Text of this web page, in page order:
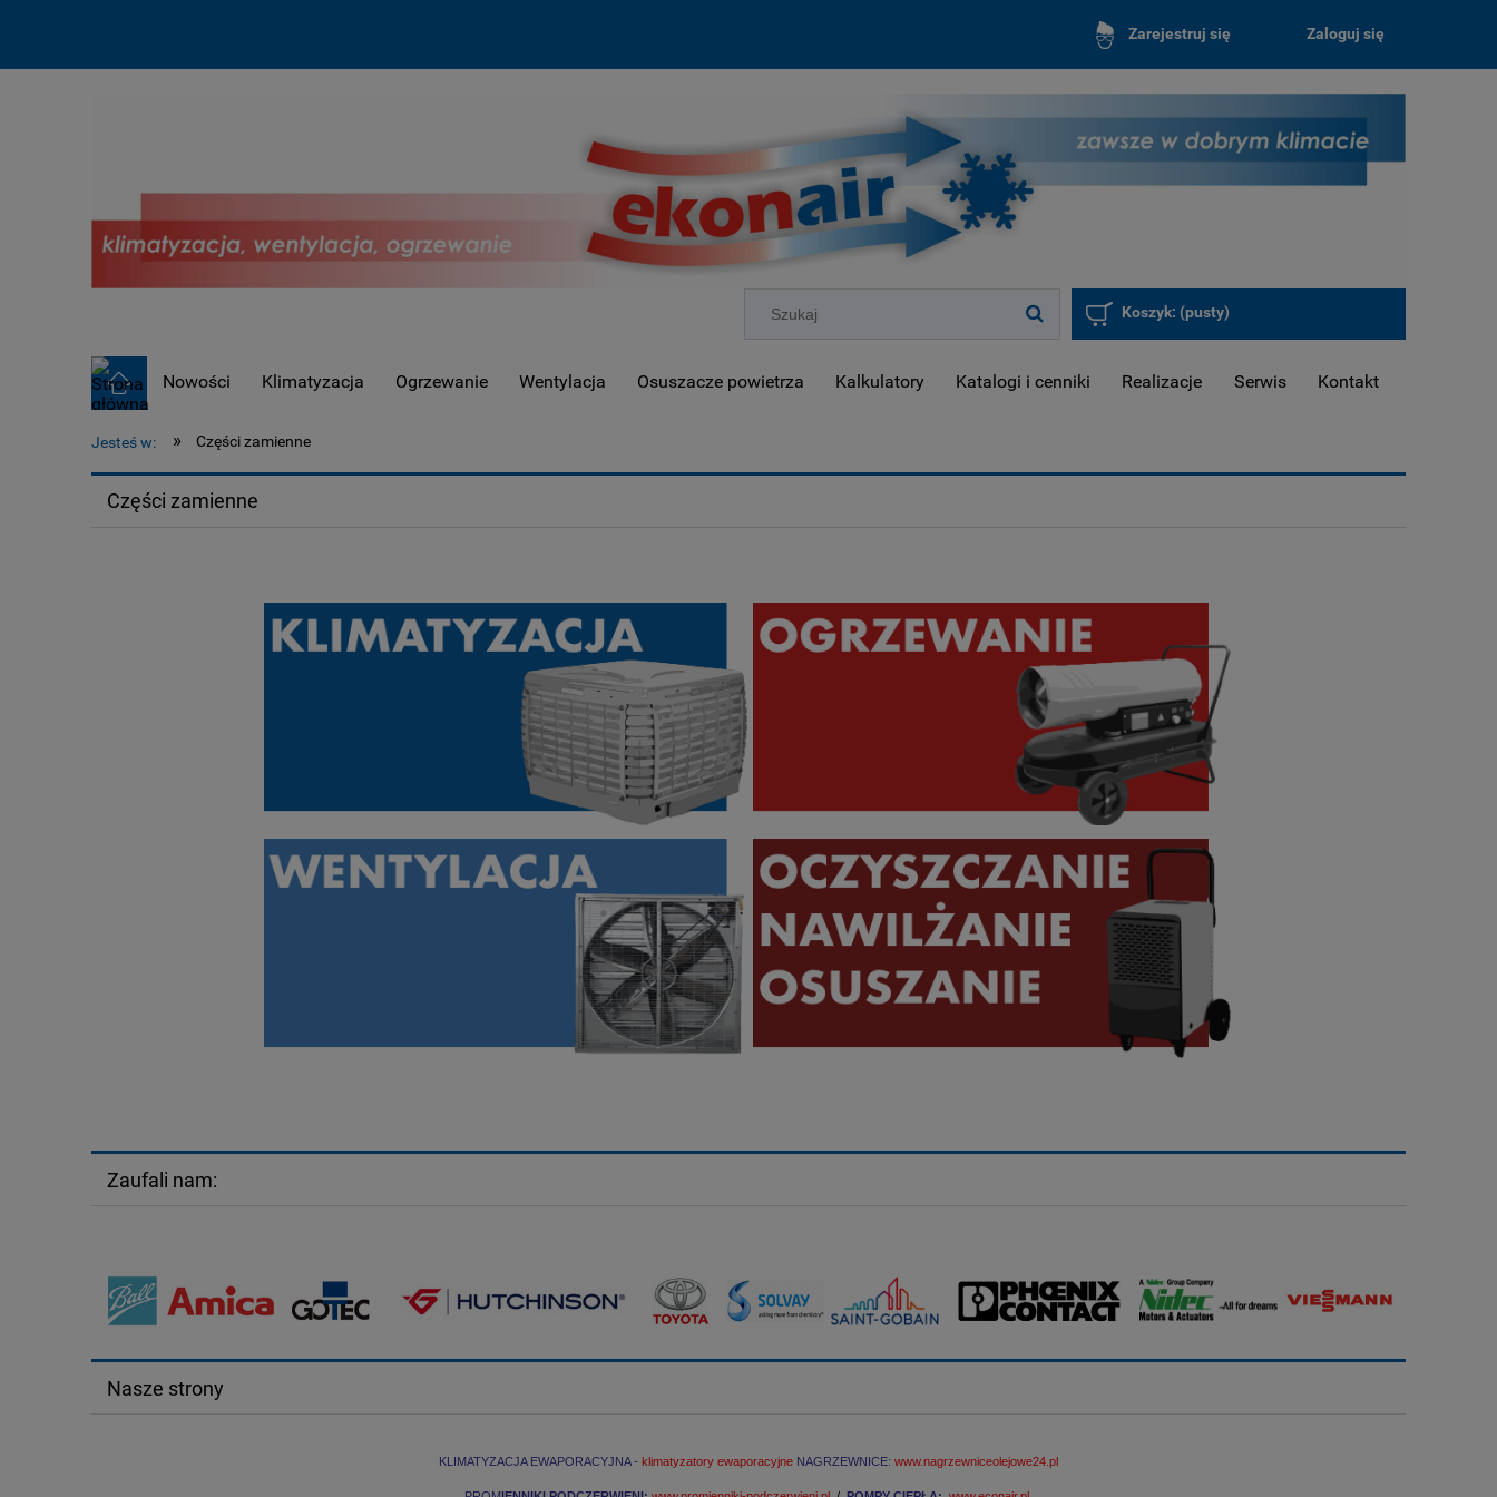
Zarejestruj się Zaloguj się
Koszyk: (pusty)
Nowości Klimatyzacja Ogrzewanie Wentylacja Osuszacze powietrza Kalkulatory Katalogi i cenniki Realizacje Serwis Kontakt
OUTLET !
Jesteś w: » Części zamienne
Części zamienne
Zaufali nam:
Nasze strony
KLIMATYZACJA EWAPORACYJNA - klimatyzatory ewaporacyjne NAGRZEWNICE: www.nagrzewniceolejowe24.pl